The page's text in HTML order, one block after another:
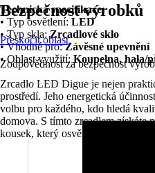
Technická specifikace:
• Typ osvětlení: LED
• Typ skla:Zrcadlové sklo
• Vhodné pro:Závěsné upevnění
• Oblast využití: Koupelna, hala/
Zrcadlo LED Digue je nejen
prostředí. Jeho energetická
volbu pro každého, kdo hledá
domova. S tímto zrcadlem získáte
kousek, který osvěží váš prostor.
Bezpečnost výrobků
Přeskočit oblast
Zodpovědnost za bezpečnost